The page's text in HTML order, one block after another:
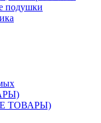
подушки
ТОВАРЫ)